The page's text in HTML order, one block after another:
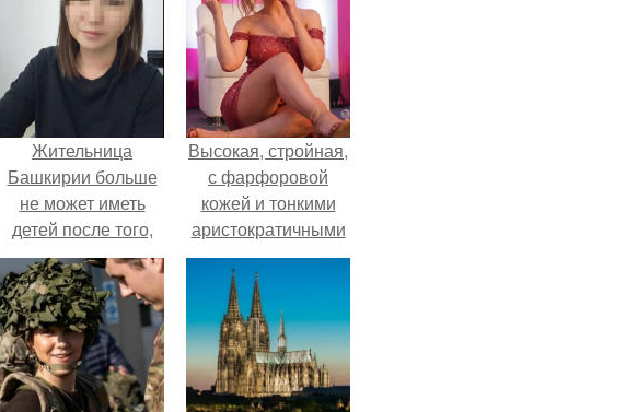
Жительница
Башкирии больше
не может иметь
детей после того,
как медики сделали
ей аборт на шестом
месяце
беременности и
оставили в матке
плаценту.
Высокая, стройная,
с фарфоровой
кожей и тонкими
аристократичными
чертами, эль
выглядит так, будто
сошла с полотна
художника.